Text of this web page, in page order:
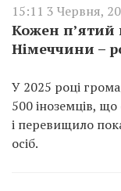
15:11 3 Червня,
Кожен
Німеччини –
У 2025 році
500 іноземців,
і перевищило
осіб.